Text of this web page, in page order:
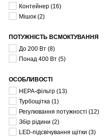
Контейнер (16)
Мішок (2)
ПОТУЖНІСТЬ ВСМОКТУВАННЯ
До 200 Вт (8)
Понад 400 Вт (5)
ОСОБЛИВОСТІ
HEPA-фільтр (13)
Турбощітка (1)
Регулювання потужності (12)
Збір рідини (2)
LED-підсвічування щітки (3)